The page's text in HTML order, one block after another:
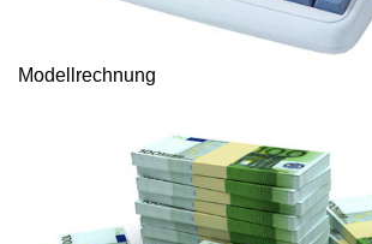
Modellrechnung